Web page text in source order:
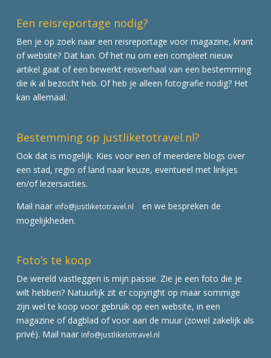
Een reisreportage nodig?
Ben je op zoek naar een reisreportage voor magazine, krant
of website? Dat kan. Of het nu om een compleet nieuw
artikel gaat of een bewerkt reisverhaal van een bestemming
die ik al bezocht heb. Of heb je alleen fotografie nodig? Het
kan allemaal.
Bestemming op justliketotravel.nl?
Ook dat is mogelijk. Kies voor een of meerdere blogs over
een stad, regio of land naar keuze, eventueel met linkjes
en/of lezersacties.
Mail naar info@justliketotravel.nl
en we bespreken de
mogelijkheden.
Foto’s te koop
De wereld vastleggen is mijn passie. Zie je een foto die je
wilt hebben? Natuurlijk zit er copyright op maar sommige
zijn wel te koop voor gebruik op een website, in een
magazine of dagblad of voor aan de muur (zowel zakelijk als
privé). Mail naar info@justliketotravel.nl